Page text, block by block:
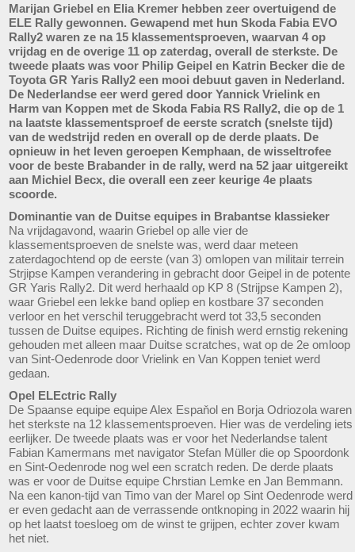
Marijan Griebel en Elia Kremer hebben zeer overtuigend de
ELE Rally gewonnen. Gewapend met hun Skoda Fabia EVO
Rally2 waren ze na 15 klassementsproeven, waarvan 4 op
vrijdag en de overige 11 op zaterdag, overall de sterkste. De
tweede plaats was voor Philip Geipel en Katrin Becker die de
Toyota GR Yaris Rally2 een mooi debuut gaven in Nederland.
De Nederlandse eer werd gered door Yannick Vrielink en
Harm van Koppen met de Skoda Fabia RS Rally2, die op de 1
na laatste klassementsproef de eerste scratch (snelste tijd)
van de wedstrijd reden en overall op de derde plaats. De
opnieuw in het leven geroepen Kemphaan, de wisseltrofee
voor de beste Brabander in de rally, werd na 52 jaar uitgereikt
aan Michiel Becx, die overall een zeer keurige 4e plaats
scoorde.
Dominantie van de Duitse equipes in Brabantse klassieker
Na vrijdagavond, waarin Griebel op alle vier de
klassementsproeven de snelste was, werd daar meteen
zaterdagochtend op de eerste (van 3) omlopen van militair terrein
Strjipse Kampen verandering in gebracht door Geipel in de potente
GR Yaris Rally2. Dit werd herhaald op KP 8 (Strijpse Kampen 2),
waar Griebel een lekke band opliep en kostbare 37 seconden
verloor en het verschil teruggebracht werd tot 33,5 seconden
tussen de Duitse equipes. Richting de finish werd ernstig rekening
gehouden met alleen maar Duitse scratches, wat op de 2e omloop
van Sint-Oedenrode door Vrielink en Van Koppen teniet werd
gedaan.
Opel ELEctric Rally
De Spaanse equipe equipe Alex Espaňol en Borja Odriozola waren
het sterkste na 12 klassementsproeven. Hier was de verdeling iets
eerlijker. De tweede plaats was er voor het Nederlandse talent
Fabian Kamermans met navigator Stefan Müller die op Spoordonk
en Sint-Oedenrode nog wel een scratch reden. De derde plaats
was er voor de Duitse equipe Chrstian Lemke en Jan Bemmann.
Na een kanon-tijd van Timo van der Marel op Sint Oedenrode werd
er even gedacht aan de verrassende ontknoping in 2022 waarin hij
op het laatst toesloeg om de winst te grijpen, echter zover kwam
het niet.